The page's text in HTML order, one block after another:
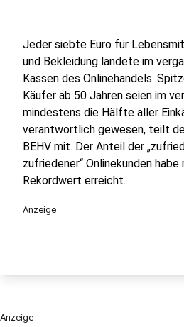
Jeder siebte Euro für
und Bekleidung landete im
Kassen des Onlinehandels.
Käufer ab 50 Jahren seien im
mindestens die Hälfte aller
verantwortlich gewesen, teilt
BEHV mit. Der Anteil der
zufriedener“ Onlinekunden
Rekordwert erreicht.
Anzeige
Anzeige